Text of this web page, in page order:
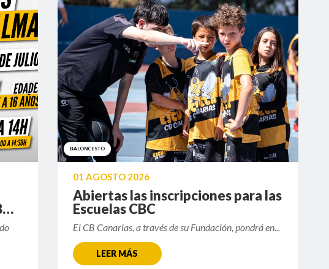
BALONCESTO
01 AGOSTO 2026
Abiertas las inscripciones para las
Escuelas CBC
El CB Canarias, a través de su Fundación, pondrá en...
LEER MÁS